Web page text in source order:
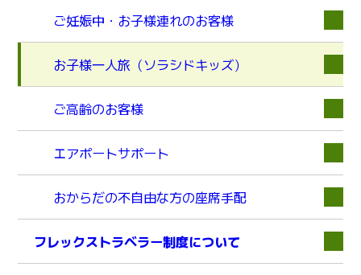
ご妊娠中・お子様連れのお客様
お子様一人旅（ソラシドキッズ）
ご高齢のお客様
エアポートサポート
おからだの不自由な方の座席手配
フレックストラベラー制度について